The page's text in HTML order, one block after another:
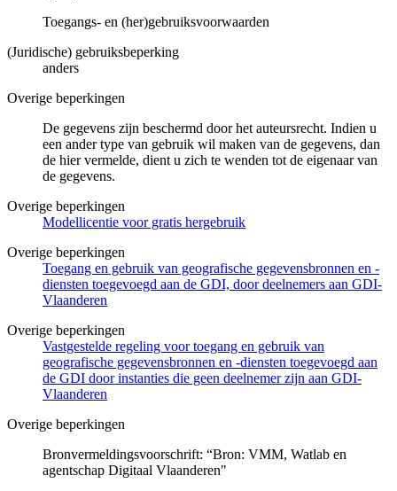
Toegangs- en (her)gebruiksvoorwaarden
(Juridische) gebruiksbeperking
anders
Overige beperkingen
De gegevens zijn beschermd door het auteursrecht. Indien u
een ander type van gebruik wil maken van de gegevens, dan
de hier vermelde, dient u zich te wenden tot de eigenaar van
de gegevens.
Overige beperkingen
Modellicentie voor gratis hergebruik
Overige beperkingen
Toegang en gebruik van geografische gegevensbronnen en -
diensten toegevoegd aan de GDI, door deelnemers aan GDI-
Vlaanderen
Overige beperkingen
Vastgestelde regeling voor toegang en gebruik van
geografische gegevensbronnen en -diensten toegevoegd aan
de GDI door instanties die geen deelnemer zijn aan GDI-
Vlaanderen
Overige beperkingen
Bronvermeldingsvoorschrift: “Bron: VMM, Watlab en
agentschap Digitaal Vlaanderen"